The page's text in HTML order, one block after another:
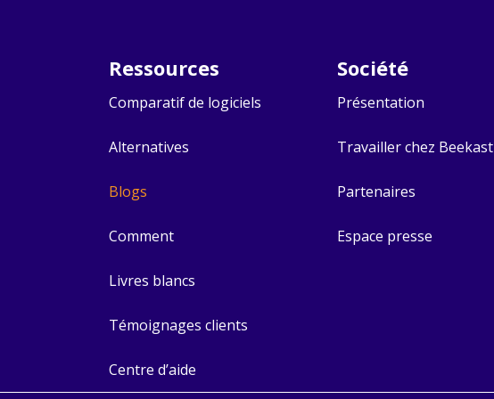
Ressources
Comparatif de logiciels
Alternatives
Blogs
Comment
Livres blancs
Témoignages clients
Centre d’aide
Société​
Présentation
Travailler chez Beekast
Partenaires
Espace presse